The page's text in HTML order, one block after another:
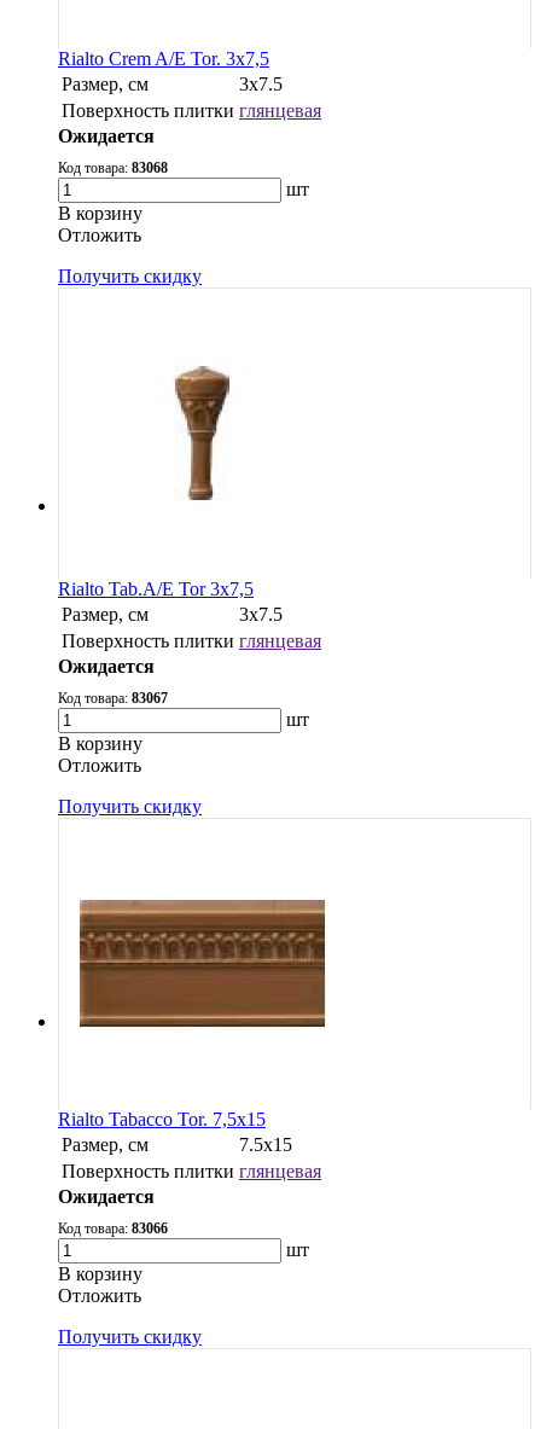
Rialto Crem A/E Tor. 3x7,5
Размер, см
3х7.5
Поверхность плитки глянцевая
Ожидается
Код товара: 83068
шт
В корзину
Oтложить
Получить скидку
Rialto Tab.A/E Tor 3x7,5
Размер, см
3х7.5
Поверхность плитки глянцевая
Ожидается
Код товара: 83067
шт
В корзину
Oтложить
Получить скидку
Rialto Tabacco Tor. 7,5x15
Размер, см
7.5x15
Поверхность плитки глянцевая
Ожидается
Код товара: 83066
шт
В корзину
Oтложить
Получить скидку